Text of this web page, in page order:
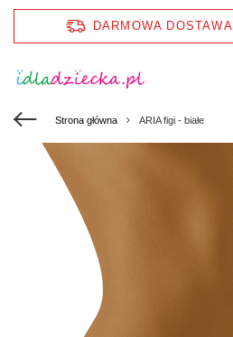
DARMOWA DOSTAWA
Strona główna ARIA figi - białe